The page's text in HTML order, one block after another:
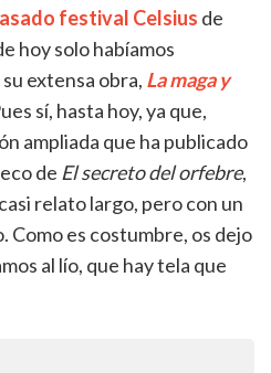
festival Celsius de
hoy solo habíamos
extensa obra, La maga y
sí, hasta hoy, ya que,
ampliada que ha publicado
de El secreto del orfebre,
relato largo, pero con un
es costumbre, os dejo
al lío, que hay tela que